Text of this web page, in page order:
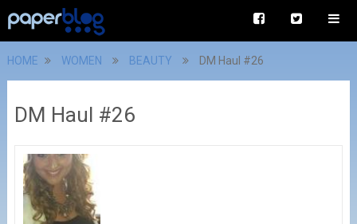
HOME WOMEN BEAUTY DM Haul #26
DM Haul #26